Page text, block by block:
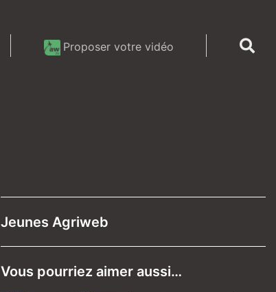
Proposer votre vidéo
Jeunes Agriweb
Vous pourriez aimer aussi…